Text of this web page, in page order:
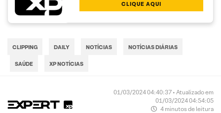
CLIQUE AQUI
CLIPPING DAILY NOTÍCIAS NOTÍCIAS DIÁRIAS
SAÚDE XP NOTÍCIAS
01/03/2024 04:40:37 • Atualizado em
01/03/2024 04:54:05
4 minutos de leitura